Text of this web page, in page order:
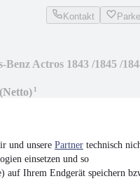
und unsere Partner technisch
einsetzen und so
auf Ihrem Endgerät speichern
Kontakt
Benz Actros 1843 /1845 /
¹
Kontakt